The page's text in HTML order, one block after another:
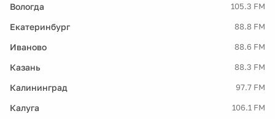
Вологда 105.3 FM
Екатеринбург 88.8 FM
Иваново 88.6 FM
Казань 88.3 FM
Калининград 97.7 FM
Калуга 106.1 FM